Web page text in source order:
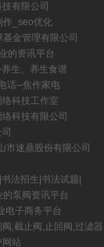
技有限公司
作_seo优化
基金管理有限公司
的资讯平台
生、养生食谱
话--焦作家电
科技工作室
络科技有限公司
市速鼎股份有限公司
法招生|书法试题|
泵阀资讯平台
电子商务平台
,截止阀,止回阀,过滤器
站